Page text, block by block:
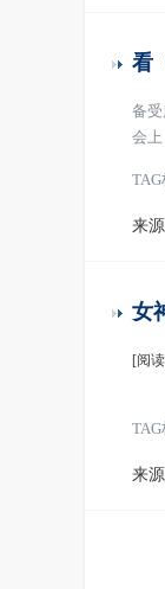
看
备
会
TAG
来
女
[阅
TAG
来